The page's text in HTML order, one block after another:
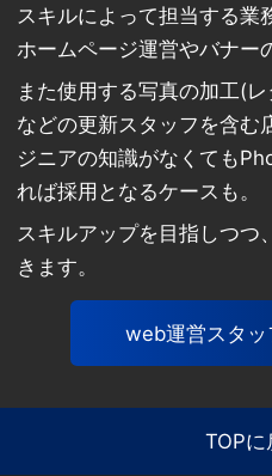
スキルによって担当する業
ホームページ運営やバナー
また使用する写真の加工(
などの更新スタッフを含む
ジニアの知識がなくても
れば採用となるケースも。
スキルアップを目指しつつ
きます。
web運営スタッ
TOPに